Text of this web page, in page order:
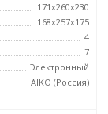
171x260x230
168x257x175
4
7
Электронный
AIKO (Россия)